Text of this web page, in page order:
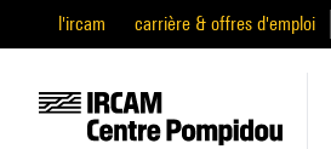
l'ircam carrière & offres d'emploi